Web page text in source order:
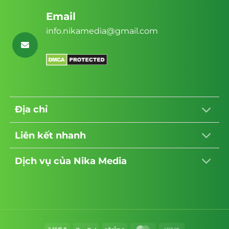
đại, thân thiện với người dùng và dễ dàng
tùy biến. Đội ngũ thiết kế của họ sẽ làm việc
cùng bạn để đảm bảo trang web phản ánh
7. Quy trình thiết kế chặt chẽ
Nika Media tuân thủ quy trình thiết kế chặt
chẽ, từ việc thu thập thông tin, thiết kế giao
diện, phát triển, kiểm tra và triển khai. Điều
này đảm bảo rằng bạn sẽ nhận được một
Email
info.nikamedia@gmail.com
Địa chỉ
Liên kết nhanh
Dịch vụ của Nika Media